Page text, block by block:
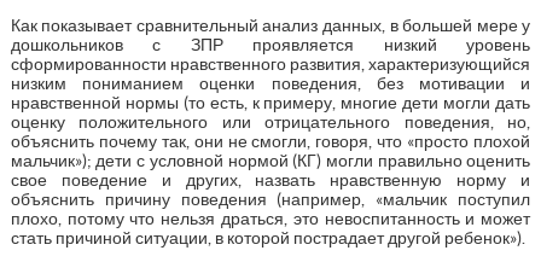
Как показывает сравнительный анализ данных, в большей мере у
дошкольников с ЗПР проявляется низкий уровень
сформированности нравственного развития, характеризующийся
низким пониманием оценки поведения, без мотивации и
нравственной нормы (то есть, к примеру, многие дети могли дать
оценку положительного или отрицательного поведения, но,
объяснить почему так, они не смогли, говоря, что «просто плохой
мальчик»); дети с условной нормой (КГ) могли правильно оценить
свое поведение и других, назвать нравственную норму и
объяснить причину поведения (например, «мальчик поступил
плохо, потому что нельзя драться, это невоспитанность и может
стать причиной ситуации, в которой пострадает другой ребенок»).